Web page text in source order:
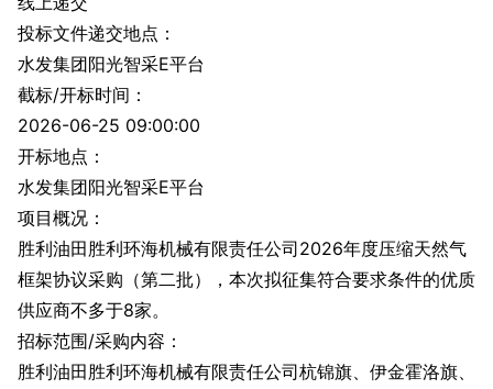
投标文件递交地点：
水发集团阳光智采E平台
截标/开标时间：
2026-06-25 09:00:00
开标地点：
水发集团阳光智采E平台
项目概况：
胜利油田胜利环海机械有限责任公司2026年度压缩天然气
框架协议采购（第二批），本次拟征集符合要求条件的优质
供应商不多于8家。
招标范围/采购内容：
胜利油田胜利环海机械有限责任公司杭锦旗、伊金霍洛旗、